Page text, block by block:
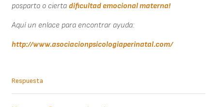
posparto o cierta dificultad emocional materna!
Aquí un enlace para encontrar ayuda:
http://www.asociacionpsicologiaperinatal.com/
Respuesta